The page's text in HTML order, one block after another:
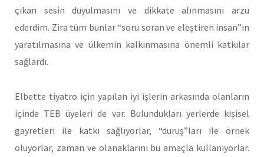
çıkan sesin duyulmasını ve dikkate alınmasını arzu
ederdim. Zira tüm bunlar “soru soran ve eleştiren insan”ın
yaratılmasına ve ülkemin kalkınmasına önemli katkılar
sağlardı.
Elbette tiyatro için yapılan iyi işlerin arkasında olanların
içinde TEB üyeleri de var. Bulundukları yerlerde kişisel
gayretleri ile katkı sağlıyorlar, “duruş”ları ile örnek
oluyorlar, zaman ve olanaklarını bu amaçla kullanıyorlar.